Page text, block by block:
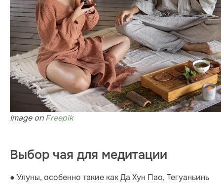
Image onFreepik
Выбор чая для медитации
● Улуны, особенно такие как Да Хун Пао, Тегуаньинь